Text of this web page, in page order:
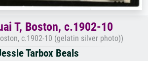
T, Boston, c.1902-10
c.1902-10 (gelatin silver photo))
Tarbox Beals